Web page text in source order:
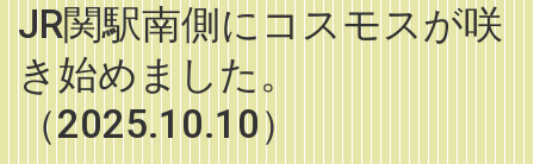
JR関駅南側にコスモスが咲
き始めました。
（2025.10.10）